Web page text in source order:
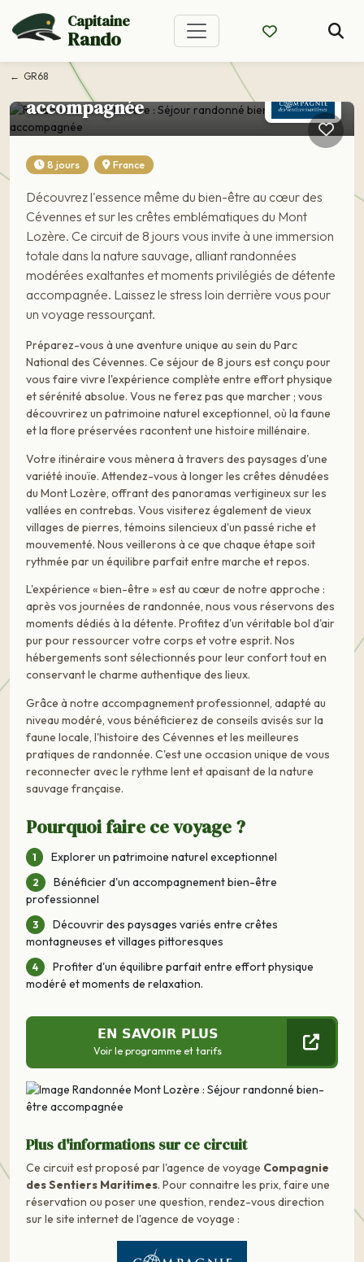
Capitaine
Rando
GR68
Voyage France
Randonnée Mont
Lozère : Séjour
randonné bien-être
accompagnée
8 jours France
Découvrez l'essence même du bien-être au cœur des
Cévennes et sur les crêtes emblématiques du Mont
Lozère. Ce circuit de 8 jours vous invite à une immersion
totale dans la nature sauvage, alliant randonnées
modérées exaltantes et moments privilégiés de détente
accompagnée. Laissez le stress loin derrière vous pour
un voyage ressourçant.
Préparez-vous à une aventure unique au sein du Parc
National des Cévennes. Ce séjour de 8 jours est conçu pour
vous faire vivre l'expérience complète entre effort physique
et sérénité absolue. Vous ne ferez pas que marcher ; vous
découvrirez un patrimoine naturel exceptionnel, où la faune
et la flore préservées racontent une histoire millénaire.
Votre itinéraire vous mènera à travers des paysages d'une
variété inouïe. Attendez-vous à longer les crêtes dénudées
du Mont Lozère, offrant des panoramas vertigineux sur les
vallées en contrebas. Vous visiterez également de vieux
villages de pierres, témoins silencieux d'un passé riche et
mouvementé. Nous veillerons à ce que chaque étape soit
rythmée par un équilibre parfait entre marche et repos.
L'expérience « bien-être » est au cœur de notre approche :
après vos journées de randonnée, nous vous réservons des
moments dédiés à la détente. Profitez d'un véritable bol d'air
pur pour ressourcer votre corps et votre esprit. Nos
hébergements sont sélectionnés pour leur confort tout en
conservant le charme authentique des lieux.
Grâce à notre accompagnement professionnel, adapté au
niveau modéré, vous bénéficierez de conseils avisés sur la
faune locale, l'histoire des Cévennes et les meilleures
pratiques de randonnée. C'est une occasion unique de vous
reconnecter avec le rythme lent et apaisant de la nature
sauvage française.
Pourquoi faire ce voyage ?
Explorer un patrimoine naturel exceptionnel
Bénéficier d'un accompagnement bien-être
professionnel
Découvrir des paysages variés entre crêtes
montagneuses et villages pittoresques
Profiter d'un équilibre parfait entre effort physique
modéré et moments de relaxation.
EN SAVOIR PLUS
Voir le programme et tarifs
Plus d'informations sur ce circuit
Ce circuit est proposé par l'agence de voyage Compagnie
des Sentiers Maritimes. Pour connaitre les prix, faire une
réservation ou poser une question, rendez-vous direction
sur le site internet de l'agence de voyage :